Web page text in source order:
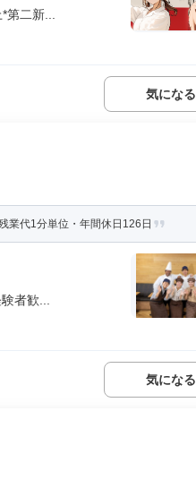
二新...
気になる
業代1分単位・年間休日126日
者歓...
気になる